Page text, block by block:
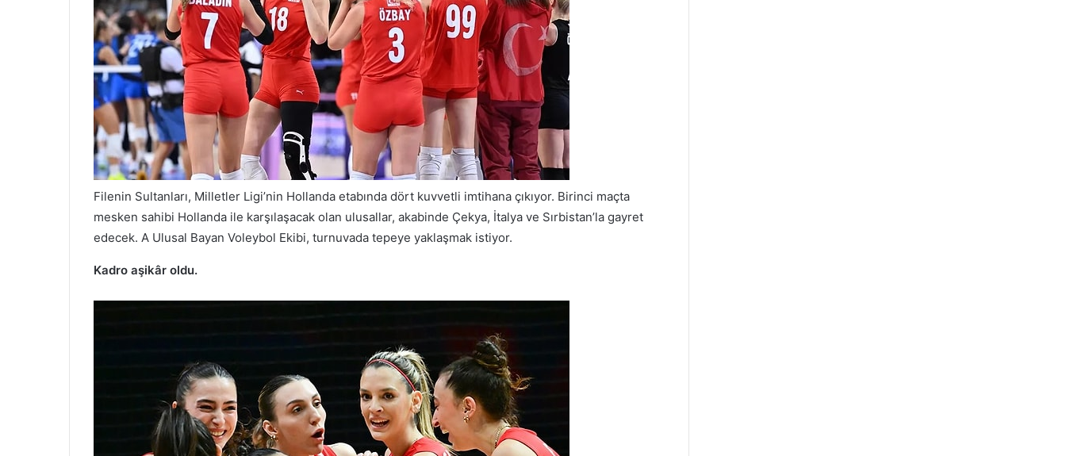
Filenin Sultanları, Milletler Ligi’nin Hollanda etabında dört kuvvetli imtihana çıkıyor. Birinci maçta
mesken sahibi Hollanda ile karşılaşacak olan ulusallar, akabinde Çekya, İtalya ve Sırbistan’la gayret
edecek. A Ulusal Bayan Voleybol Ekibi, turnuvada tepeye yaklaşmak istiyor.
Kadro aşikâr oldu.